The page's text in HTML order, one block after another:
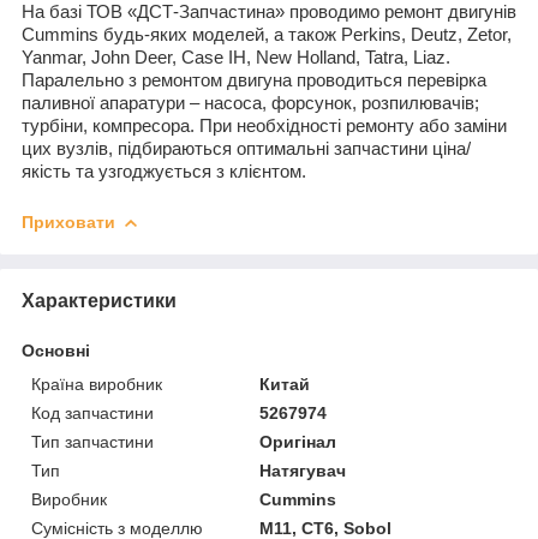
На базі ТОВ «ДСТ-Запчастина» проводимо ремонт двигунів
Cummins будь-яких моделей, а також Perkins, Deutz, Zetor,
Yanmar, John Deer, Case IH, New Holland, Tatra, Liaz.
Паралельно з ремонтом двигуна проводиться перевірка
паливної апаратури – насоса, форсунок, розпилювачів;
турбіни, компресора. При необхідності ремонту або заміни
цих вузлів, підбираються оптимальні запчастини ціна/
якість та узгоджується з клієнтом.
Приховати
Характеристики
Основні
Країна виробник
Китай
Код запчастини
5267974
Тип запчастини
Оригінал
Тип
Натягувач
Виробник
Cummins
Сумісність з моделлю
M11, CT6, Sobol